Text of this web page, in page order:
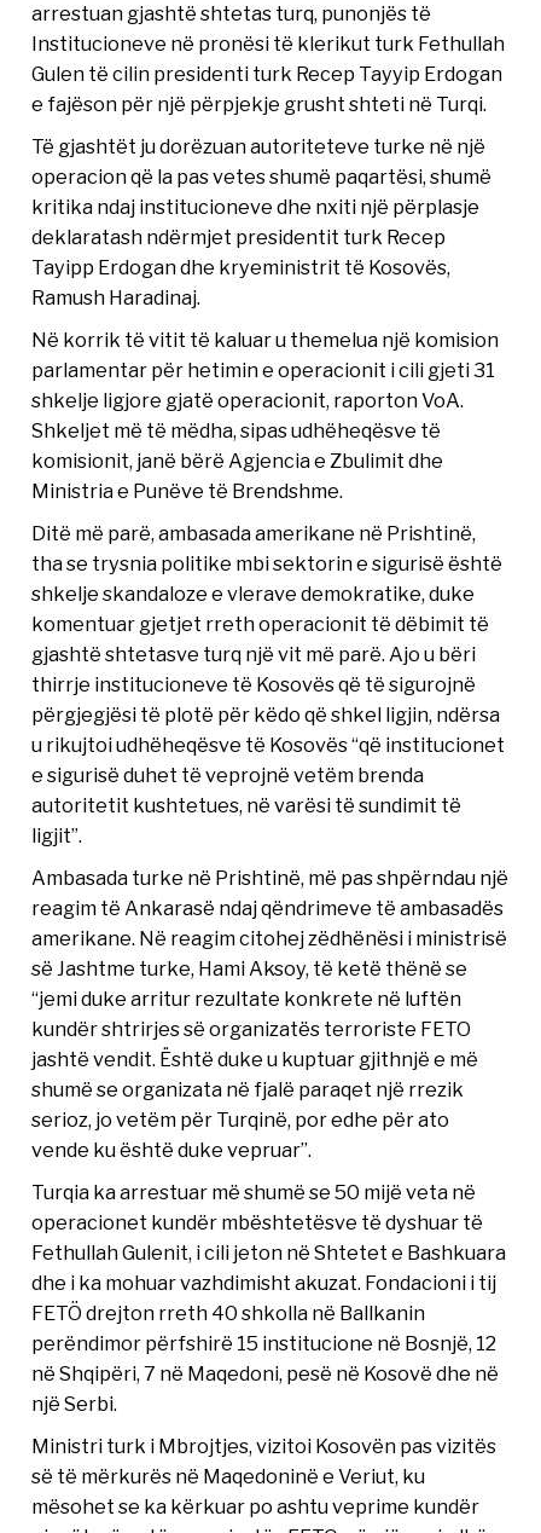
arrestuan gjashtë shtetas turq, punonjës të
Institucioneve në pronësi të klerikut turk Fethullah
Gulen të cilin presidenti turk Recep Tayyip Erdogan
e fajëson për një përpjekje grusht shteti në Turqi.
Të gjashtët ju dorëzuan autoriteteve turke në një
operacion që la pas vetes shumë paqartësi, shumë
kritika ndaj institucioneve dhe nxiti një përplasje
deklaratash ndërmjet presidentit turk Recep
Tayipp Erdogan dhe kryeministrit të Kosovës,
Ramush Haradinaj.
Në korrik të vitit të kaluar u themelua një komision
parlamentar për hetimin e operacionit i cili gjeti 31
shkelje ligjore gjatë operacionit, raporton VoA.
Shkeljet më të mëdha, sipas udhëheqësve të
komisionit, janë bërë Agjencia e Zbulimit dhe
Ministria e Punëve të Brendshme.
Ditë më parë, ambasada amerikane në Prishtinë,
tha se trysnia politike mbi sektorin e sigurisë është
shkelje skandaloze e vlerave demokratike, duke
komentuar gjetjet rreth operacionit të dëbimit të
gjashtë shtetasve turq një vit më parë. Ajo u bëri
thirrje institucioneve të Kosovës që të sigurojnë
përgjegjësi të plotë për këdo që shkel ligjin, ndërsa
u rikujtoi udhëheqësve të Kosovës “që institucionet
e sigurisë duhet të veprojnë vetëm brenda
autoritetit kushtetues, në varësi të sundimit të
ligjit”.
Ambasada turke në Prishtinë, më pas shpërndau një
reagim të Ankarasë ndaj qëndrimeve të ambasadës
amerikane. Në reagim citohej zëdhënësi i ministrisë
së Jashtme turke, Hami Aksoy, të ketë thënë se
“jemi duke arritur rezultate konkrete në luftën
kundër shtrirjes së organizatës terroriste FETO
jashtë vendit. Është duke u kuptuar gjithnjë e më
shumë se organizata në fjalë paraqet një rrezik
serioz, jo vetëm për Turqinë, por edhe për ato
vende ku është duke vepruar”.
Turqia ka arrestuar më shumë se 50 mijë veta në
operacionet kundër mbështetësve të dyshuar të
Fethullah Gulenit, i cili jeton në Shtetet e Bashkuara
dhe i ka mohuar vazhdimisht akuzat. Fondacioni i tij
FETÖ drejton rreth 40 shkolla në Ballkanin
perëndimor përfshirë 15 institucione në Bosnjë, 12
në Shqipëri, 7 në Maqedoni, pesë në Kosovë dhe në
një Serbi.
Ministri turk i Mbrojtjes, vizitoi Kosovën pas vizitës
së të mërkurës në Maqedoninë e Veriut, ku
mësohet se ka kërkuar po ashtu veprime kundër